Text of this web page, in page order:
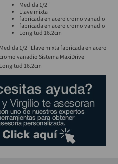
Medida 1/2"
Llave mixta
fabricada en acero cromo vanadio
fabricada en acero cromo vanadio
Longitud 16.2cm
Medida 1/2" Llave mixta fabricada en acero
vanadio Sistema MaxiDrive
Longitud 16.2cm